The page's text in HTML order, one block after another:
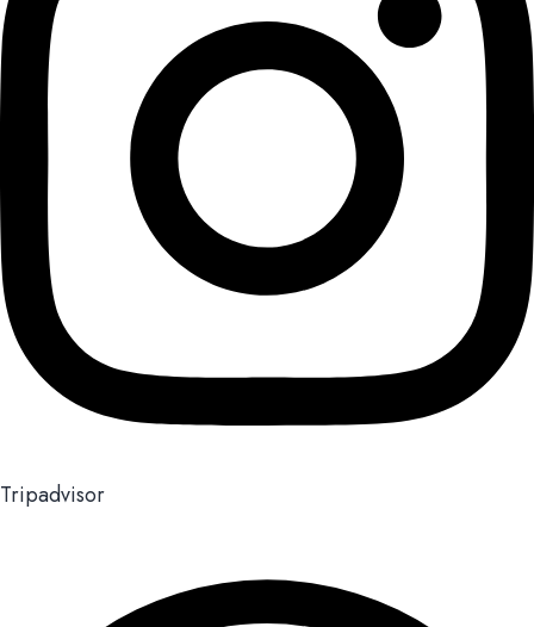
Tripadvisor